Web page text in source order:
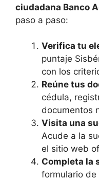
ciudadana Banco
paso a paso:
Verifica tu
puntaje
con los
Reúne tus
cédula,
documentos
Visita una
Acude a la
el sitio web
Completa la
formulario